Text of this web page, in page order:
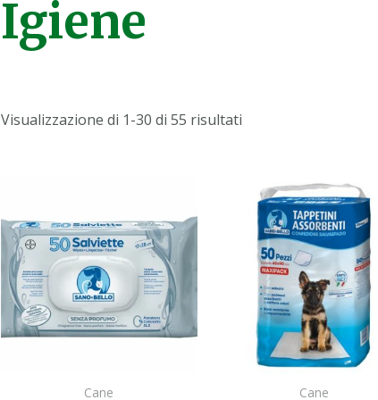
Igiene
Visualizzazione di 1-30 di 55 risultati
Cane Cane